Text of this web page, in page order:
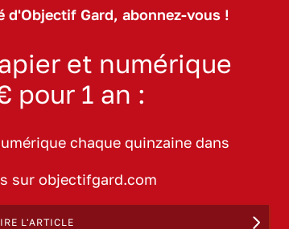
Gard, abonnez-vous !
et numérique
pour 1 an :
chaque quinzaine dans
sur objectifgard.com
L'ARTICLE